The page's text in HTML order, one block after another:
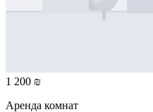
1 200 ₪
Аренда комнат